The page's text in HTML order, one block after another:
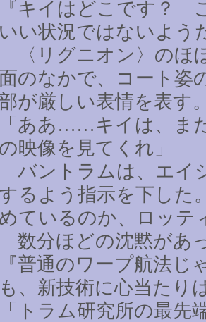
『キイはどこです？
いい状況ではないよう
〈リグニオン〉のほ
のなかで、コート姿
が厳しい表情を表す
「ああ ……キイは、ま
の映像を見てくれ」
バントラムは、エイ
るよう指示を下した
めているのか、ロッテ
数分ほどの沈黙があ
『普通のワープ航法じ
も、新技術に心当たり
「トラム研究所の最